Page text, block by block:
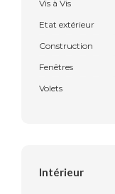
Vis à Vis
Etat extérieur
Construction
Fenêtres
Volets
Intérieur